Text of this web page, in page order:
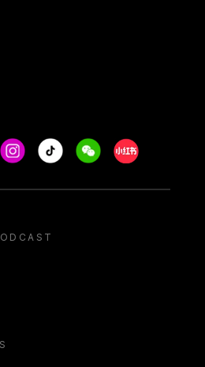
Instagram
Tiktok WeechatXiaohongshu/